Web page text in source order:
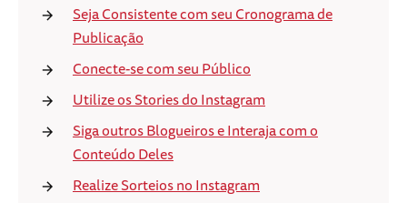
Seja Consistente com seu Cronograma de
Publicação
Conecte-se com seu Público
Utilize os Stories do Instagram
Siga outros Blogueiros e Interaja com o
Conteúdo Deles
Realize Sorteios no Instagram